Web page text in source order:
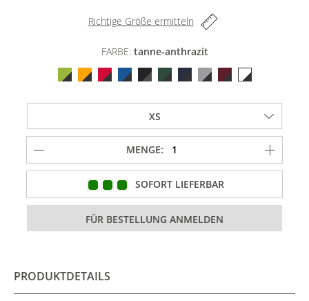
Richtige Größe ermitteln
FARBE: tanne-anthrazit
MENGE:
SOFORT LIEFERBAR
PRODUKTDETAILS